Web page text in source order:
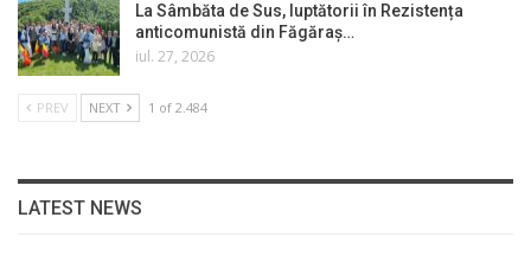
La Sâmbăta de Sus, luptătorii în Rezistența
anticomunistă din Făgăraș…
iul. 27, 2026
PREV NEXT 1 of 2.484
LATEST NEWS